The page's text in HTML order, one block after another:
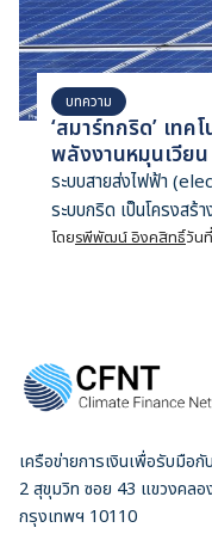
บทความ
‘สมาร์ทกริด’ เท
พลังงานหมุนเวียน
ระบบสายส่งไฟฟ้า
ระบบกริด เป็นโครงสร้
ขององค์การรัฐวิสาหกิ
เพราะถือว่าเป็นหัวใจส
สาเหตุก็เนื่องจากรูปแบ
ไฟฟ้าแรงสูงจากโรงไฟ
ต่างๆ แต่พลังงานหมุนเ
หลังคา จะคล้ายกับโรง
โดยรพีพัฒน์ อิงคสิทธิ์วันที่
เครือข่ายการเงินเพื่อรับมือ
2 สุขุมวิท ซอย 43 แขวงคล
กรุงเทพฯ 10110